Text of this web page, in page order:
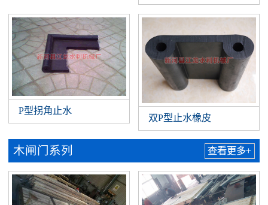
P型拐角止水
双P型止水橡皮
木闸门系列 查看更多+